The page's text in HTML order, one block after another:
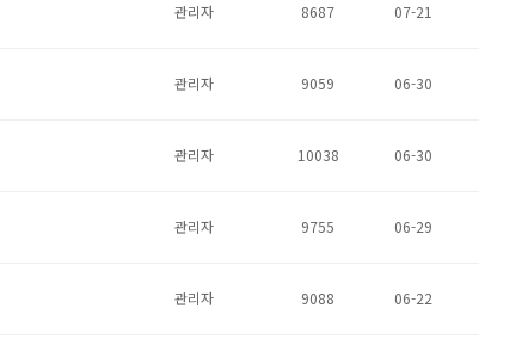
관리자 8687 07-21
관리자 9059 06-30
관리자 10038 06-30
관리자 9755 06-29
관리자 9088 06-22